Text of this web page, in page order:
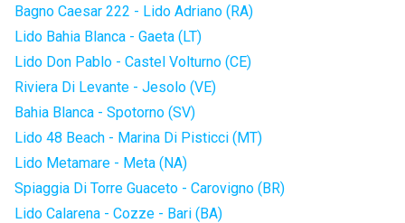
Bagno Caesar 222 - Lido Adriano (RA)
Lido Bahia Blanca - Gaeta (LT)
Lido Don Pablo - Castel Volturno (CE)
Riviera Di Levante - Jesolo (VE)
Bahia Blanca - Spotorno (SV)
Lido 48 Beach - Marina Di Pisticci (MT)
Lido Metamare - Meta (NA)
Spiaggia Di Torre Guaceto - Carovigno (BR)
Lido Calarena - Cozze - Bari (BA)